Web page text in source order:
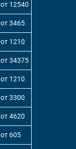
от 12540
от 3465
от 1210
от 34375
от 1210
от 3300
от 4620
от 605